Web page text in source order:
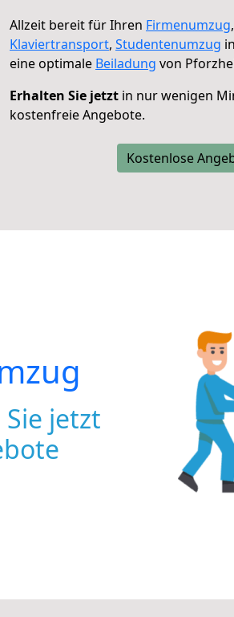
Allzeit bereit für Ihren Firmenumzug,
Klaviertransport, Studentenumzug
eine optimale Beiladung von
Erhalten Sie jetzt in nur wenigen
kostenfreie Angebote.
Kostenlose
jetzt